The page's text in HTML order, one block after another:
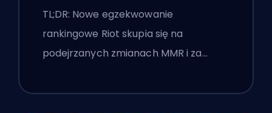
flagi boostingu
TL;DR: Nowe egzekwowanie
rankingowe Riot skupia się na
podejrzanych zmianach MMR i za…